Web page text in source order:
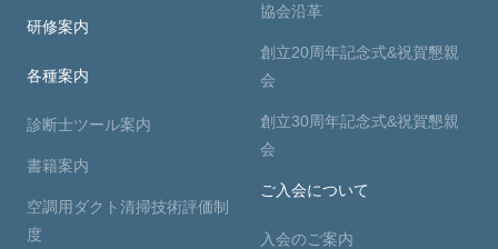
研修案内
各種案内
診断士ツール案内
書籍案内
空調用ダクト清掃技術評価制
度
協会沿革
創立20周年記念式&祝賀懇親
会
創立30周年記念式&祝賀懇親
会
ご入会について
入会のご案内